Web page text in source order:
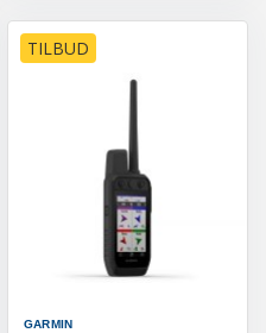
TILBUD
GARMIN